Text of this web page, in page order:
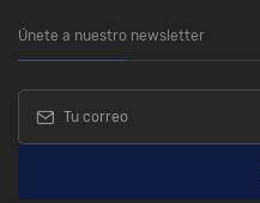
Únete a nuestro newsletter